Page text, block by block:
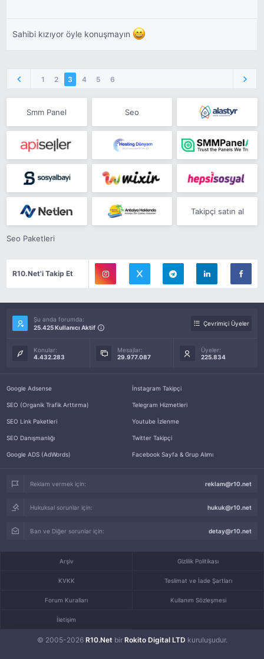
Sahibi kızıyor öyle konuşmayın
1 2 3 4 5 6
Smm Panel Seo
Takipçi satın al
Seo Paketleri
R10.Net'i Takip Et
Şu anda forumda:
25.425 Kullanıcı Aktif
Çevrimiçi Üyeler
Konular:
4.432.283
Mesajlar:
29.977.087
Üyeler:
225.834
Google Adsense
SEO (Organik Trafik Arttırma)
SEO Link Paketleri
SEO Danışmanlığı
Google ADS (AdWords)
İnstagram Takipçi
Telegram Hizmetleri
Youtube İzlenme
Twitter Takipçi
Facebook Sayfa & Grup Alımı
Reklam vermek için: reklam@r10.net
Hukuksal sorunlar için: hukuk@r10.net
Ban ve Diğer sorunlar için: detay@r10.net
© 2005-2026 R10.Net bir Rokito Digital LTD kuruluşudur.
Arşiv Gizlilik Politikası
KVKK Teslimat ve İade Şartları
Forum Kuralları Kullanım Sözleşmesi
İletişim